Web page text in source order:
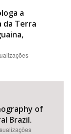
BUSCAR
a
da Terra
of
Brazil.